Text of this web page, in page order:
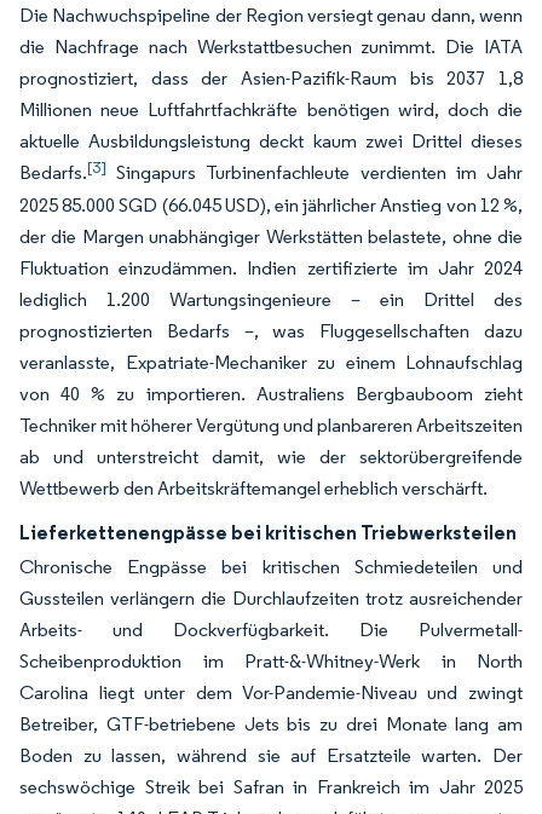
Die Nachwuchspipeline der Region versiegt genau dann, wenn
die Nachfrage nach Werkstattbesuchen zunimmt. Die IATA
prognostiziert, dass der Asien-Pazifik-Raum bis 2037 1,8
Millionen neue Luftfahrtfachkräfte benötigen wird, doch die
aktuelle Ausbildungsleistung deckt kaum zwei Drittel dieses
Bedarfs.[3] Singapurs Turbinenfachleute verdienten im Jahr
2025 85.000 SGD (66.045 USD), ein jährlicher Anstieg von 12 %,
der die Margen unabhängiger Werkstätten belastete, ohne die
Fluktuation einzudämmen. Indien zertifizierte im Jahr 2024
lediglich 1.200 Wartungsingenieure – ein Drittel des
prognostizierten Bedarfs –, was Fluggesellschaften dazu
veranlasste, Expatriate-Mechaniker zu einem Lohnaufschlag
von 40 % zu importieren. Australiens Bergbauboom zieht
Techniker mit höherer Vergütung und planbareren Arbeitszeiten
ab und unterstreicht damit, wie der sektorübergreifende
Wettbewerb den Arbeitskräftemangel erheblich verschärft.
Lieferkettenengpässe bei kritischen Triebwerksteilen
Chronische Engpässe bei kritischen Schmiedeteilen und
Gussteilen verlängern die Durchlaufzeiten trotz ausreichender
Arbeits- und Dockverfügbarkeit. Die Pulvermetall-
Scheibenproduktion im Pratt-&-Whitney-Werk in North
Carolina liegt unter dem Vor-Pandemie-Niveau und zwingt
Betreiber, GTF-betriebene Jets bis zu drei Monate lang am
Boden zu lassen, während sie auf Ersatzteile warten. Der
sechswöchige Streik bei Safran in Frankreich im Jahr 2025